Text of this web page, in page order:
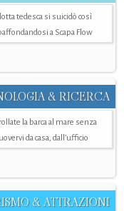
tedesca si suicidò così
a Scapa Flow
& RICERCA
la barca al mare senza
da casa, dall’ufficio
& ATTRAZIONI